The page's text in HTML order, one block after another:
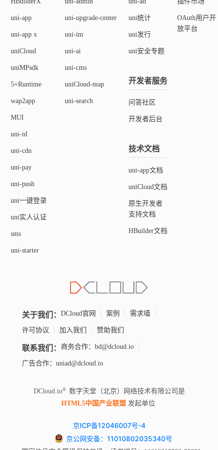
uni-app
uni-app x
uniCloud
uniMPsdk
5+Runtime
wap2app
MUI
uni-id
uni-cdn
uni-pay
uni-push
uni一键登录
uni实人认证
sms
uni-starter
uni-upgrade-center
uni-im
uni-ai
uni-cms
uniCloud-map
uni-search
uni统计
uni发行
uni安全专题
开发者服务
问答社区
开发者后台
技术文档
uni-app文档
uniCloud文档
原生开发者
支持文档
HBuilder文档
OAuth用户开
放平台
关于我们： DCloud官网 案例 需求墙
许可协议 加入我们 赞助我们
联系我们： 商务合作：bd@dcloud.io
广告合作：uniad@dcloud.io
DCloud.io
数字天堂（北京）网络技术有限公司是
HTML5中国产业联盟发起单位
京ICP备12046007号-4
京公网安备：11010802035340号